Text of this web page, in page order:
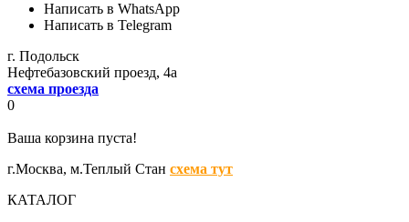
Написать в WhatsApp
Написать в Telegram
г. Подольск
Нефтебазовский проезд, 4а
схема проезда
0
Ваша корзина пуста!
г.Москва, м.Теплый Стан схема тут
КАТАЛОГ